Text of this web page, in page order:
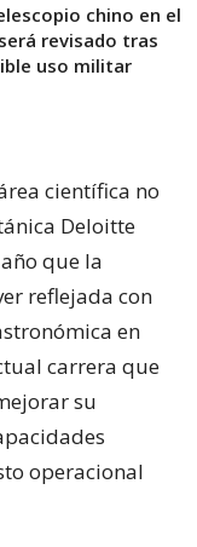
chino en el
revisado tras
uso militar
científica no
Deloitte
que la
reflejada con
en
carrera que
su
operacional